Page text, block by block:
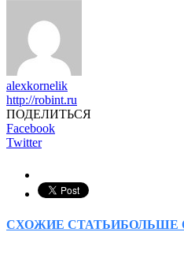
alexkornelik
http://robint.ru
ПОДЕЛИТЬСЯ
Facebook
Twitter
СХОЖИЕ СТАТЬИБОЛЬШЕ